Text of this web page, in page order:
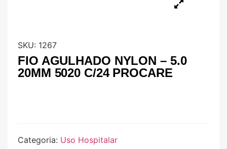
SKU: 1267
FIO AGULHADO NYLON – 5.0
20MM 5020 C/24 PROCARE
Categoria: Uso Hospitalar